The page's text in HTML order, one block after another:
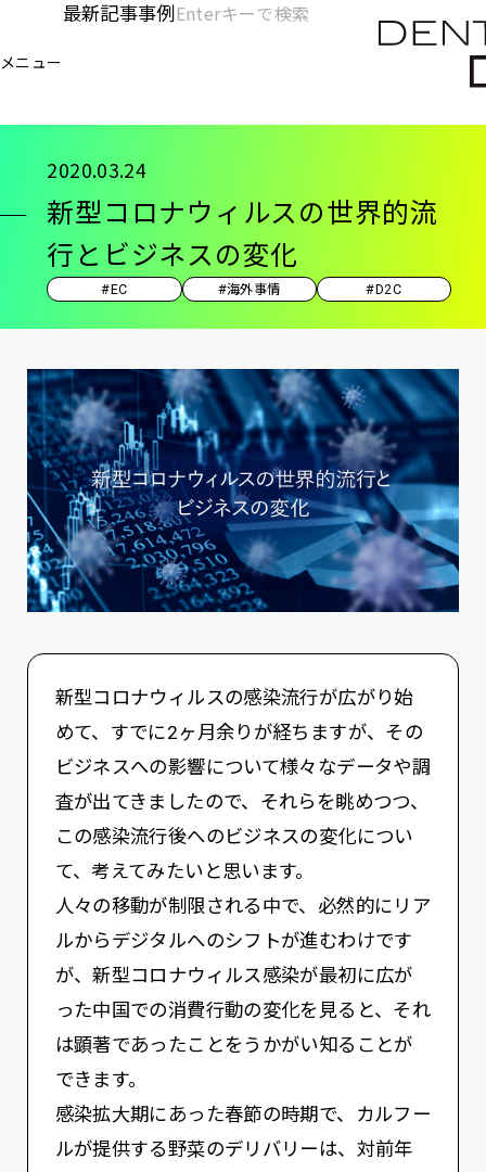
ン
ン
ツ
メニュー
[KC]
-
メ
最新記事事例
検
索
新
新型コロナウィルスの世界的流
行とビジネスの変化
2020.03.24
#EC #海外事情 #D2C
新型コロナウィルスの感染流行が広がり始
めて、すでに2ヶ月余りが経ちますが、その
ビジネスへの影響について様々なデータや調
査が出てきましたので、それらを眺めつつ、
この感染流行後へのビジネスの変化につい
て、考えてみたいと思います。
人々の移動が制限される中で、必然的にリア
ルからデジタルへのシフトが進むわけです
が、新型コロナウィルス感染が最初に広が
った中国での消費行動の変化を見ると、それ
は顕著であったことをうかがい知ることが
できます。
感染拡大期にあった春節の時期で、カルフー
ルが提供する野菜のデリバリーは、対前年